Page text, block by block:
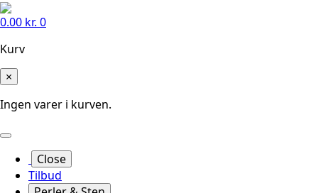
0.00 kr. 0
Kurv
×
Ingen varer i kurven.
Close
Tilbud